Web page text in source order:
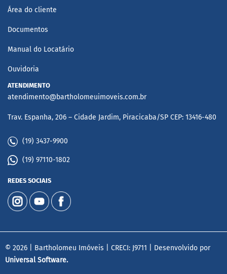
Área do cliente
Documentos
Manual do Locatário
Ouvidoria
ATENDIMENTO
atendimento@bartholomeuimoveis.com.br
Trav. Espanha, 206 – Cidade Jardim, Piracicaba/SP CEP: 13416-480
(19) 3437-9900
(19) 97110-1802
REDES SOCIAIS
© 2026 | Bartholomeu Imóveis | CRECI: J9711 | Desenvolvido por
Universal Software.